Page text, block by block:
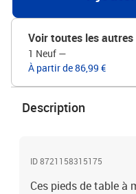
thermolaquéDimensions
de ADimensions du support
du tube : 80 x 40 x 1 mm (L
réglablesUtilisation
bureauAssemblage requis :
table à mangerVis (M5 x 18
table
Voir toutes les
1 Neuf —
À partir de 86,99 €
Description
ID 8721158315175
Ces pieds de table à